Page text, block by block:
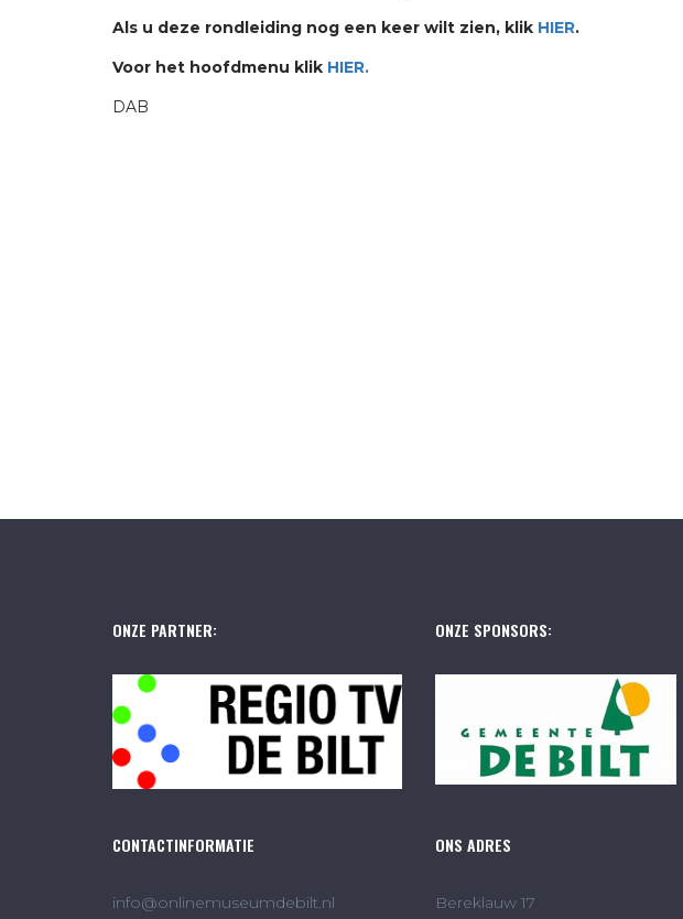
Als u deze rondleiding nog een keer wilt zien, klik HIER.
Voor het hoofdmenu klik HIER.
DAB
ONZE PARTNER: ONZE SPONSORS:
CONTACTINFORMATIE
info@onlinemuseumdebilt.nl
ONS ADRES
Bereklauw 17